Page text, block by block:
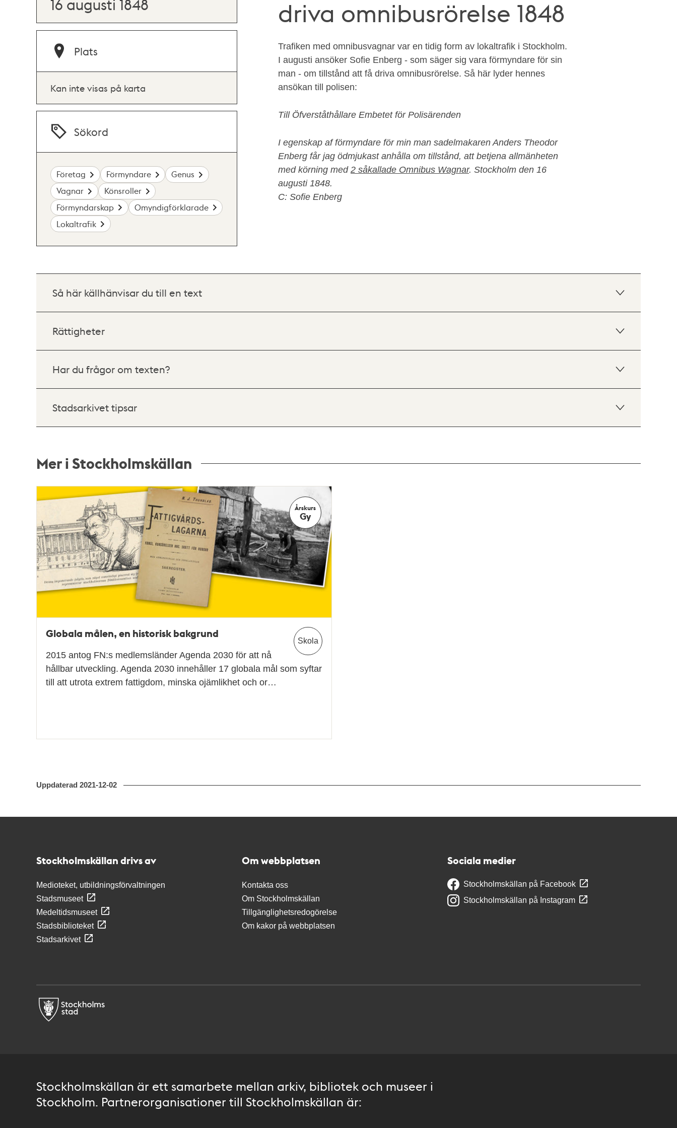
driva omnibusrörelse 1848
Trafiken med omnibusvagnar var en tidig form av lokaltrafik i Stockholm.
I augusti ansöker Sofie Enberg - som säger sig vara förmyndare för sin
man - om tillstånd att få driva omnibusrörelse. Så här lyder hennes
ansökan till polisen:
Till Öfverståthållare Embetet för Polisärenden
I egenskap af förmyndare för min man sadelmakaren Anders Theodor
Enberg får jag ödmjukast anhålla om tillstånd, att betjena allmänheten
med körning med 2 såkallade Omnibus Wagnar. Stockholm den 16
augusti 1848.
C: Sofie Enberg
16 augusti 1848
Plats
Kan inte visas på karta
Sökord
Företag Förmyndare
Genus
Vagnar
Könsroller
Förmyndarskap
Omyndigförklarade
Lokaltrafik
Så här källhänvisar du till en text
Rättigheter
Har du frågor om texten?
Stadsarkivet tipsar
Mer i Stockholmskällan
och
teman
Årskurs
Gy
Skola
Globala målen, en historisk bakgrund
2015 antog FN:s medlemsländer Agenda 2030 för att nå
hållbar utveckling. Agenda 2030 innehåller 17 globala mål som syftar
till att utrota extrem fattigdom, minska ojämlikhet och or…
Uppdaterad 2021-12-02
Stockholmskällan drivs av
Medioteket, utbildningsförvaltningen
Stadsmuseet
Medeltidsmuseet
Stadsbiblioteket
Stadsarkivet
Om webbplatsen
Kontakta oss
Om Stockholmskällan
Tillgänglighetsredogörelse
Om kakor på webbplatsen
Sociala medier
Stockholmskällan på Facebook
Stockholmskällan på Instagram
Stockholmskällan är ett samarbete mellan arkiv, bibliotek och museer i
Stockholm. Partnerorganisationer till Stockholmskällan är: